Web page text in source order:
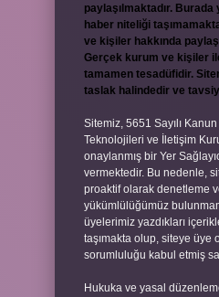
paylaşılmaktadır.
haber niteliği
ve kişiler hakkında
Gerçek kurum ve kişiler
tamamen tesadüfidir.
taslak halindedir ve
Sitemiz, 5651 Sayılı
Teknolojileri ve İletişim
onaylanmış bir Yer
vermektedir. Bu nedenle,
proaktif olarak denetleme
yükümlülüğümüz
üyelerimiz yazdıkları
taşımakta olup, siteye üye
sorumluluğu kabul etmiş
Hukuka ve yasal